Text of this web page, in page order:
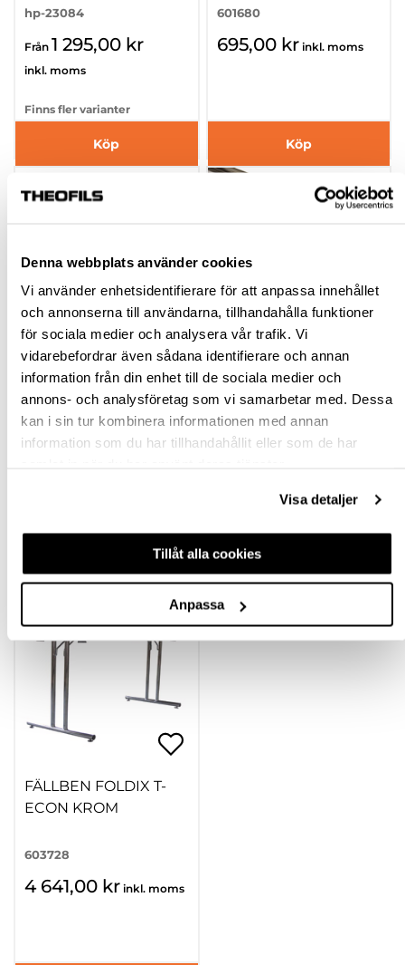
Denna webbplats använder cookies
Vi använder enhetsidentifierare för att anpassa innehållet
och annonserna till användarna, tillhandahålla funktioner
för sociala medier och analysera vår trafik. Vi
vidarebefordrar även sådana identifierare och annan
information från din enhet till de sociala medier och
annons- och analysföretag som vi samarbetar med. Dessa
kan i sin tur kombinera informationen med annan
information som du har tillhandahållit eller som de har
Visa detaljer
Tillåt alla cookies
Anpassa
hp-23084
Från 1 295,00 kr
inkl. moms
Finns fler varianter
Köp
SKRUV ROSTFRIB
601680
695,00 kr inkl. moms
Köp
BORDSBEN
FÄLLBART 656 700MM
(+30MM) 1ST
BEN/FÄSTE/SKRUV
KROM
BORDSBEN, 1300 MM
FÖR KAPNING
hp-23087
Finns fler varianter
FÄLLBEN FOLDIX T-
ECON KROM
603728
4 641,00 kr inkl. moms